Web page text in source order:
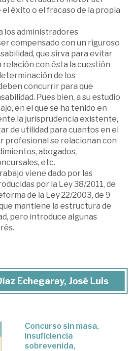
éxito o el fracaso de la propia
los administradores
compensado con un riguroso
que sirva para evitar
relación con ésta la cuestión
de los
concurrir para que
Pues bien, a su estudio
en el que se ha tenido en
la jurisprudencia existente,
de utilidad para cuantos en el
profesional se relacionan con
abogados,
etc.
viene dado por las
por la Ley 38/2011, de
de la Ley 22/2003, de 9
mantiene la estructura de
pero introduce algunas
Echegaray, José Luis
Concurso sin masa,
insuficiencia
sobrevenida,